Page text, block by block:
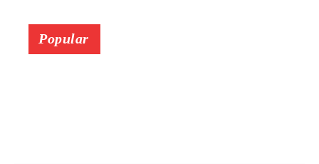
Popular